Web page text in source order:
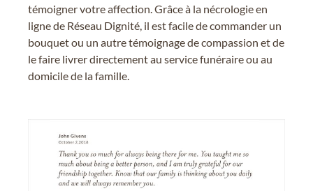
témoigner votre affection. Grâce à la nécrologie en
ligne de Réseau Dignité, il est facile de commander un
bouquet ou un autre témoignage de compassion et de
le faire livrer directement au service funéraire ou au
domicile de la famille.